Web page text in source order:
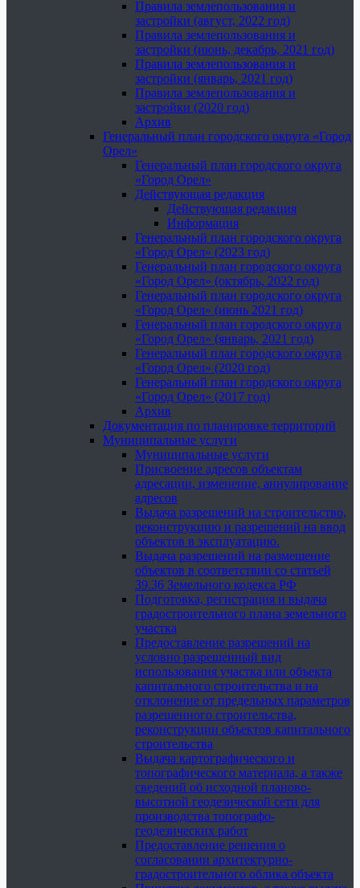
Правила землепользования и
застройки (август, 2022 год)
Правила землепользования и
застройки (июнь, декабрь, 2021 год)
Правила землепользования и
застройки (январь, 2021 год)
Правила землепользования и
застройки (2020 год)
Архив
Генеральный план городского округа «Город
Орел»
Генеральный план городского округа
«Город Орел»
Действующая редакция
Действующая редакция
Информация
Генеральный план городского округа
«Город Орел» (2023 год)
Генеральный план городского округа
«Город Орел» (октябрь, 2022 год)
Генеральный план городского округа
«Город Орел» (июнь 2021 год)
Генеральный план городского округа
«Город Орел» (январь, 2021 год)
Генеральный план городского округа
«Город Орел» (2020 год)
Генеральный план городского округа
«Город Орел» (2017 год)
Архив
Документация по планировке территорий
Муниципальные услуги
Муниципальные услуги
Присвоение адресов объектам
адресации, изменение, аннулирование
адресов
Выдача разрешений на строительство,
реконструкцию и разрешений на ввод
объектов в эксплуатацию.
Выдача разрешений на размещение
объектов в соответствии со статьей
39.36 Земельного кодекса РФ
Подготовка, регистрация и выдача
градостроительного плана земельного
участка
Предоставление разрешений на
условно разрешенный вид
использования участка или объекта
капитального строительства и на
отклонение от предельных параметров
разрешенного строительства,
реконструкции объектов капитального
строительства
Выдача картографического и
топографического материала, а также
сведений об исходной планово-
высотной геодезической сети для
производства топографо-
геодезических работ
Предоставление решения о
согласовании архитектурно-
градостроительного облика объекта